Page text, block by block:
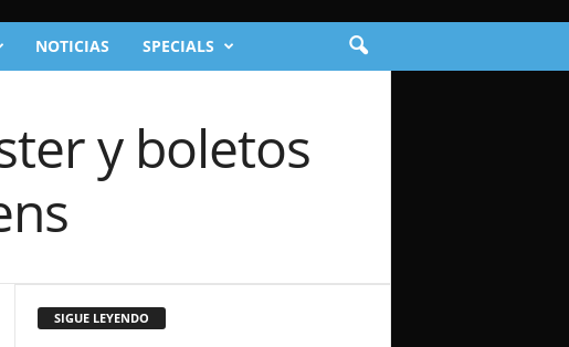
NOTICIAS SPECIALS
y boletos
SIGUE LEYENDO